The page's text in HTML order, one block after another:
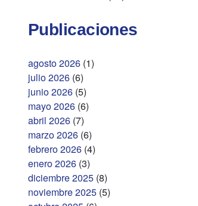
Publicaciones
agosto 2026 (1)
julio 2026 (6)
junio 2026 (5)
mayo 2026 (6)
abril 2026 (7)
marzo 2026 (6)
febrero 2026 (4)
enero 2026 (3)
diciembre 2025 (8)
noviembre 2025 (5)